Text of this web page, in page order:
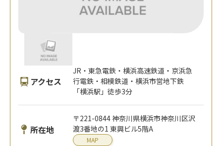
アクセス
JR・東急電鉄・横浜高速鉄道・京浜急
行電鉄・相模鉄道・横浜市営地下鉄
「横浜駅」徒歩3分
所在地
〒221-0844 神奈川県横浜市神奈川区沢
渡3番地の1 東興ビル5階A
MAP